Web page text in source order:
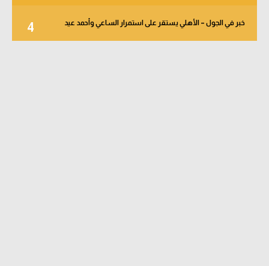
4 خبر في الجول – الأهلي يستقر على استمرار الساعي وأحمد عيد